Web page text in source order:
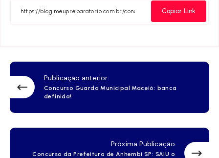
Facebook
TelegramEmail
Copiar Link
Publicação anterior
Concurso Guarda Municipal Maceió: banca
definida!
Próxima Publicação
Concurso da Prefeitura de Anhembi SP: SAIU o